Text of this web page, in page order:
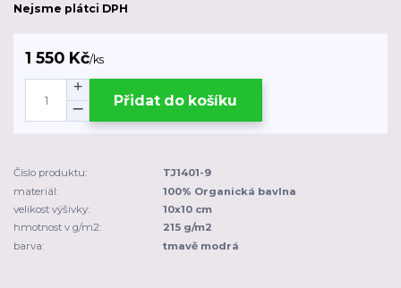
Nejsme plátci DPH
1 550 Kč/ks
Přidat do košíku
Číslo produktu:
TJ1401-9
materiál:
100% Organická bavlna
velikost výšivky:
10x10 cm
hmotnost v g/m2:
215 g/m2
barva:
tmavě modrá